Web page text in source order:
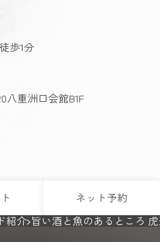
歩1分
八重洲口会館B1F
ネット予約
紹介 旨い酒と魚のあるところ